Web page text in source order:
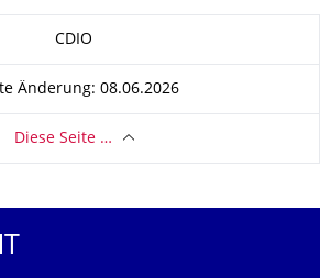
CDIO
Änderung: 08.06.2026
Diese Seite …